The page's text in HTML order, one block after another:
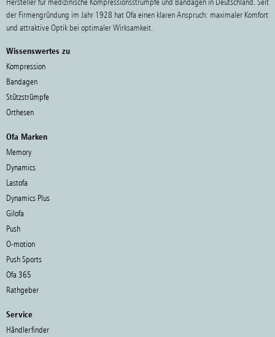
Hersteller für medizinische Kompressionsstrümpfe und Bandagen in Deutschland. Seit
der Firmengründung im Jahr 1928 hat Ofa einen klaren Anspruch: maximaler Komfort
und attraktive Optik bei optimaler Wirksamkeit.
Wissenswertes zu
Kompression
Bandagen
Stützstrümpfe
Orthesen
Ofa Marken
Memory
Dynamics
Lastofa
Dynamics Plus
Gilofa
Push
O-motion
Push Sports
Ofa 365
Rathgeber
Service
Händlerfinder